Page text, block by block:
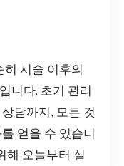
히 시술 이후의
니다. 초기 관리
담까지, 모든 것
얻을 수 있습니
해 오늘부터 실